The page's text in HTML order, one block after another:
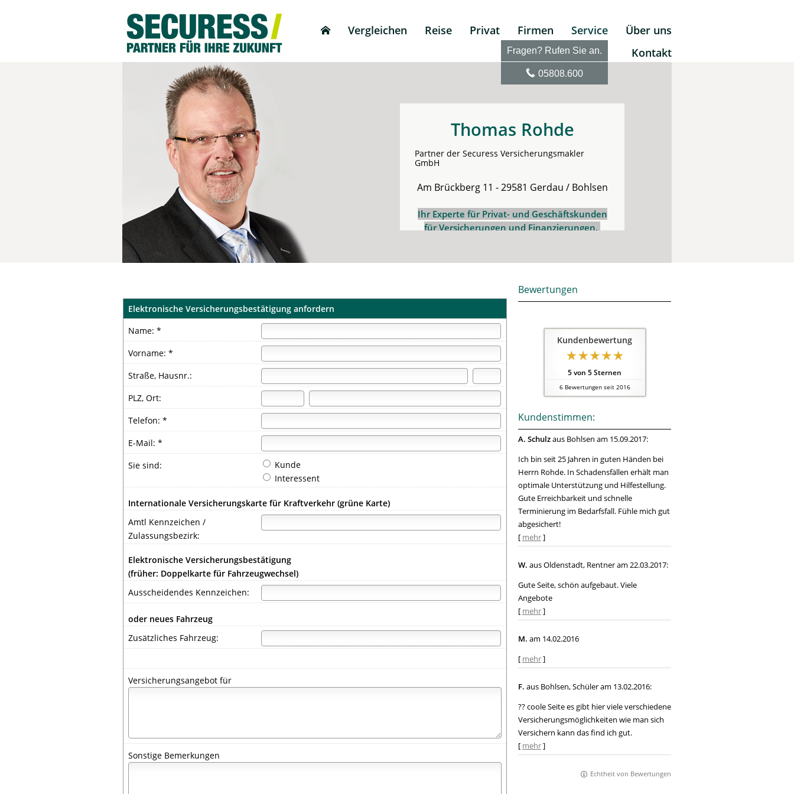
Vergleichen Reise Privat Firmen Service
Über uns
Kontakt
Fragen? Rufen Sie an.
05808.600
Thomas Rohde
Partner der Securess Versicherungsmakler
GmbH
Am Brückberg 11 - 29581 Gerdau / Bohlsen
Ihr Experte fürPrivat- und Geschäftskunden
für Versicherungen und Finanzierungen.
Bewertungen
Kundenbewertung
5von 5Sternen
6Bewertungen seit 2016
Kundenstimmen:
A. Schulzaus Bohlsen am 15.09.2017:
Ich bin seit 25 Jahren in guten Händen bei
Herrn Rohde. In Schadensfällen erhält man
optimale Unterstützung und Hilfestellung.
Gute Erreichbarkeit und schnelle
Terminierung im Bedarfsfall. Fühle mich gut
abgesichert!
[ mehr]
W. aus Oldenstadt, Rentneram 22.03.2017:
Gute Seite, schön aufgebaut. Viele
Angebote
[ mehr]
M. am 14.02.2016
[ mehr]
F. aus Bohlsen, Schüleram 13.02.2016:
?? coole Seite es gibt hier viele verschiedene
Versicherungsmöglichkeiten wie man sich
Versichern kann das find ich gut.
[ mehr]
Echtheit von Bewertungen
Elektronische Versicherungsbestätigung anfordern
Name: *
Vorname: *
Straße, Hausnr.:
PLZ, Ort:
Telefon: *
E-Mail: *
Sie sind:
Kunde
Interessent
Internationale Versicherungskarte für Kraftverkehr (grüne Karte)
Amtl Kennzeichen /
Zulassungsbezirk:
Elektronische Versicherungsbestätigung
(früher: Doppelkarte für Fahrzeugwechsel)
Ausscheidendes Kennzeichen:
oder neues Fahrzeug
Zusätzliches Fahrzeug:
Versicherungsangebot für
Sonstige Bemerkungen